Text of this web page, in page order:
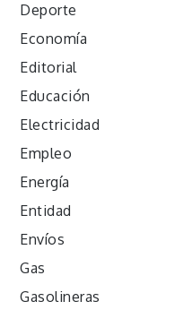
Deporte
Economía
Editorial
Educación
Electricidad
Empleo
Energía
Entidad
Envíos
Gas
Gasolineras